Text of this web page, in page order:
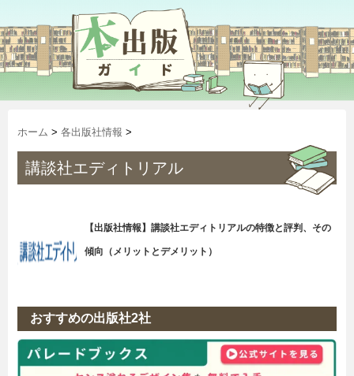
ホーム > 各出版社情報 >
講談社エディトリアル
【出版社情報】講談社エディトリアルの特徴と評判、その
傾向（メリットとデメリット）
おすすめの出版社2社